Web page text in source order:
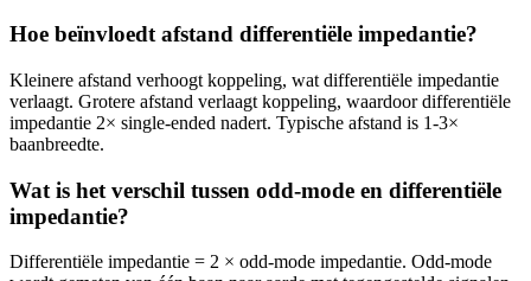
Hoe beïnvloedt afstand differentiële impedantie?
Kleinere afstand verhoogt koppeling, wat differentiële impedantie
verlaagt. Grotere afstand verlaagt koppeling, waardoor differentiële
impedantie 2× single-ended nadert. Typische afstand is 1-3×
baanbreedte.
Wat is het verschil tussen odd-mode en differentiële
impedantie?
Differentiële impedantie = 2 × odd-mode impedantie. Odd-mode